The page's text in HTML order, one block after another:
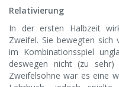
Relativierung
In der ersten Halbzeit
Zweifel. Sie bewegten sich
im Kombinationsspiel
deswegen nicht (zu
Zweifelsohne war es eine